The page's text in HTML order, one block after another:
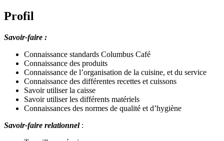
Profil
Savoir-faire :
Connaissance standards Columbus Café
Connaissance des produits
Connaissance de l’organisation de la cuisine, et du service
Connaissance des différentes recettes et cuissons
Savoir utiliser la caisse
Savoir utiliser les différents matériels
Connaissances des normes de qualité et d’hygiène
Savoir-faire relationnel :